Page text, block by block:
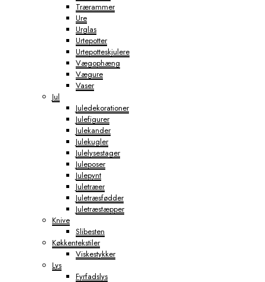
Trærammer
Ure
Urglas
Urtepotter
Urtepotteskjulere
Vægophæng
Vægure
Vaser
Jul
Juledekorationer
Julefigurer
Julekander
Julekugler
Julelysestager
Juleposer
Julepynt
Juletræer
Juletræsfødder
Juletræstæpper
Knive
Slibesten
Køkkentekstiler
Viskestykker
Lys
Fyrfadslys